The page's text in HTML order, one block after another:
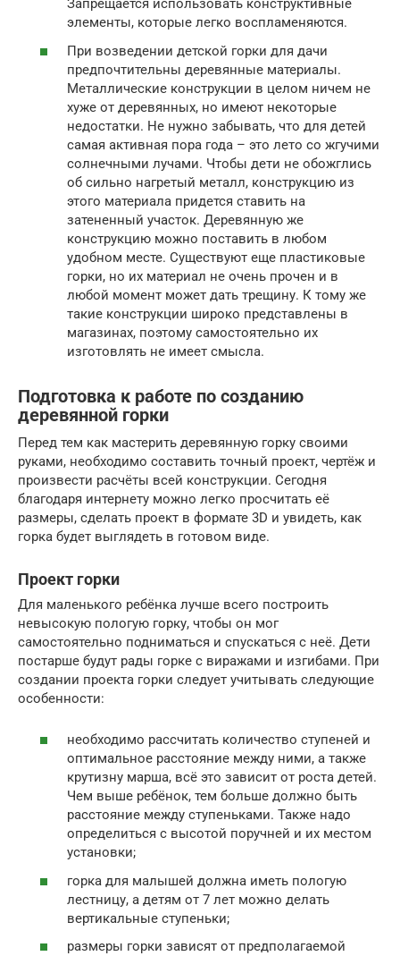
Запрещается использовать конструктивные
элементы, которые легко воспламеняются.
При возведении детской горки для дачи
предпочтительны деревянные материалы.
Металлические конструкции в целом ничем не
хуже от деревянных, но имеют некоторые
недостатки. Не нужно забывать, что для детей
самая активная пора года – это лето со жгучими
солнечными лучами. Чтобы дети не обожглись
об сильно нагретый металл, конструкцию из
этого материала придется ставить на
затененный участок. Деревянную же
конструкцию можно поставить в любом
удобном месте. Существуют еще пластиковые
горки, но их материал не очень прочен и в
любой момент может дать трещину. К тому же
такие конструкции широко представлены в
магазинах, поэтому самостоятельно их
изготовлять не имеет смысла.
Подготовка к работе по созданию
деревянной горки
Перед тем как мастерить деревянную горку своими
руками, необходимо составить точный проект, чертёж и
произвести расчёты всей конструкции. Сегодня
благодаря интернету можно легко просчитать её
размеры, сделать проект в формате 3D и увидеть, как
горка будет выглядеть в готовом виде.
Проект горки
Для маленького ребёнка лучше всего построить
невысокую пологую горку, чтобы он мог
самостоятельно подниматься и спускаться с неё. Дети
постарше будут рады горке с виражами и изгибами. При
создании проекта горки следует учитывать следующие
особенности:
необходимо рассчитать количество ступеней и
оптимальное расстояние между ними, а также
крутизну марша, всё это зависит от роста детей.
Чем выше ребёнок, тем больше должно быть
расстояние между ступеньками. Также надо
определиться с высотой поручней и их местом
установки;
горка для малышей должна иметь пологую
лестницу, а детям от 7 лет можно делать
вертикальные ступеньки;
размеры горки зависят от предполагаемой